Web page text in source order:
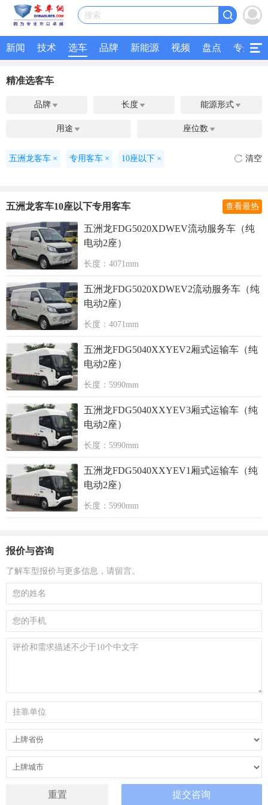
搜索
新闻 技术 选车 品牌 新能源 视频 盘点 专题
精准选客车
品牌  长度  能源形式 
用途  座位数 
五洲龙客车 × 专用客车 × 10座以下 × 清空
五洲龙客车10座以下专用客车 查看最热
五洲龙FDG5020XDWEV流动服务车（纯
电动2座）
长度：4071mm
五洲龙FDG5020XDWEV2流动服务车（纯
电动2座）
长度：4071mm
五洲龙FDG5040XXYEV2厢式运输车（纯
电动2座）
长度：5990mm
五洲龙FDG5040XXYEV3厢式运输车（纯
电动2座）
长度：5990mm
五洲龙FDG5040XXYEV1厢式运输车（纯
电动2座）
长度：5990mm
报价与咨询
了解车型报价与更多信息，请留言。